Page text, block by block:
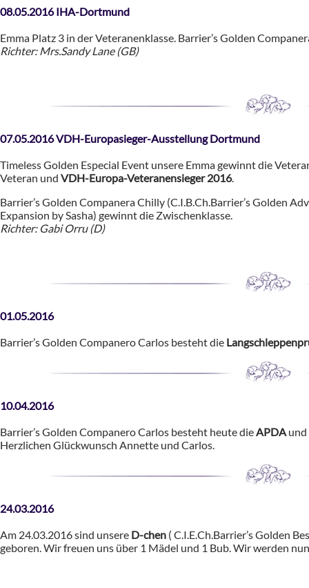
08.05.2016 IHA-Dortmund
Emma Platz 3 in der Veteranenklasse. Barrier’s Golden
Richter: Mrs.Sandy Lane (GB)
07.05.2016 VDH-Europasieger-Ausstellung Dortmund
Timeless Golden Especial Event unsere Emma gewinnt die
Veteran und VDH-Europa-Veteranensieger 2016.
Barrier’s Golden Companera Chilly (C.I.B.Ch.Barrier’s Golden
Expansion by Sasha) gewinnt die Zwischenklasse.
Richter: Gabi Orru (D)
01.05.2016
Barrier’s Golden Companero Carlos besteht die
10.04.2016
Barrier’s Golden Companero Carlos besteht heute dieAPDA und
Herzlichen Glückwunsch Annette und Carlos.
24.03.2016
Am 24.03.2016 sind unsere D-chen ( C.I.E.Ch.Barrier’s Golden
geboren. Wir freuen uns über 1 Mädel und 1 Bub. Wir werden